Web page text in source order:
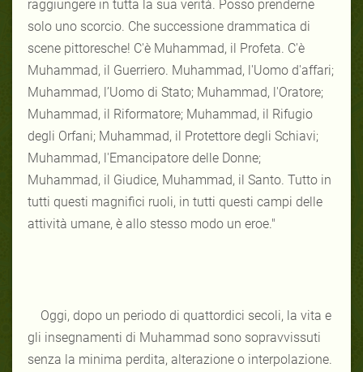
raggiungere in tutta la sua verità. Posso prenderne
solo uno scorcio. Che successione drammatica di
scene pittoresche! C'è Muhammad, il Profeta. C'è
Muhammad, il Guerriero. Muhammad, l'Uomo d'affari;
Muhammad, l’Uomo di Stato; Muhammad, l'Oratore;
Muhammad, il Riformatore; Muhammad, il Rifugio
degli Orfani; Muhammad, il Protettore degli Schiavi;
Muhammad, l'Emancipatore delle Donne;
Muhammad, il Giudice, Muhammad, il Santo. Tutto in
tutti questi magnifici ruoli, in tutti questi campi delle
attività umane, è allo stesso modo un eroe."
Oggi, dopo un periodo di quattordici secoli, la vita e
gli insegnamenti di Muhammad sono sopravvissuti
senza la minima perdita, alterazione o interpolazione.